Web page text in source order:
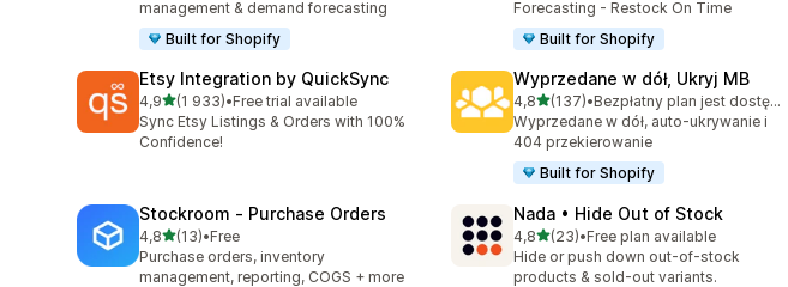
management & demand forecasting
Built for Shopify
Forecasting - Restock On Time
Built for Shopify
Etsy Integration by QuickSync
4,9na 5 gwiazdek
(1 933)
Łączna liczba recenzji: 1933
•Free trial available
Sync Etsy Listings & Orders with 100%
Confidence!
Wyprzedane w dół, Ukryj MB
4,8na 5 gwiazdek
(137)
Łączna liczba recenzji: 137
•
Bezpłatny plan jest dostępny
Wyprzedane w dół, auto-ukrywanie i
404 przekierowanie
Built for Shopify
Stockroom ‑ Purchase Orders
4,8na 5 gwiazdek
(13)
Łączna liczba recenzji: 13
•Free
Purchase orders, inventory
management, reporting, COGS + more
Nada • Hide Out of Stock
4,8na 5 gwiazdek
(23)
Łączna liczba recenzji: 23
•Free plan available
Hide or push down out-of-stock
products & sold-out variants.